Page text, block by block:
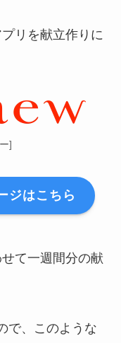
リを献立作りに
]
ジはこちら
て一週間分の献
で、このような